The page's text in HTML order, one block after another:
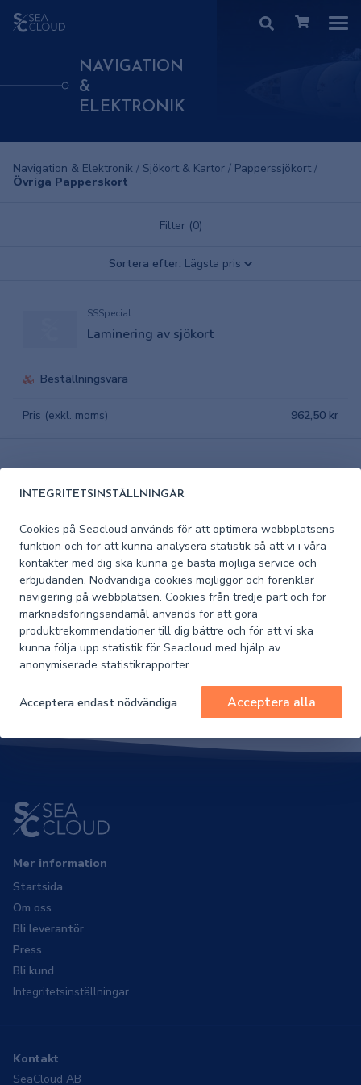
INTEGRITETSINSTÄLLNINGAR
Cookies på Seacloud används för att optimera webbplatsens
funktion och för att kunna analysera statistik så att vi i våra
kontakter med dig ska kunna ge bästa möjliga service och
erbjudanden. Nödvändiga cookies möjliggör och förenklar
navigering på webbplatsen. Cookies från tredje part och för
marknadsföringsändamål används för att göra
produktrekommendationer till dig bättre och för att vi ska
kunna följa upp statistik för Seacloud med hjälp av
anonymiserade statistikrapporter.
Acceptera endast nödvändiga Acceptera alla
NAVIGATION
&
ELEKTRONIK
Navigation & Elektronik / Sjökort & Kartor / Papperssjökort /
Övriga Papperskort
Filter (0)
Sortera efter: Lägsta pris
SSSpecial
Laminering av sjökort
Beställningsvara
Pris (exkl. moms) 962,50 kr
Partner till Team Marin
Huvudleverantör till
Kustbevakningen
Medlem i SweBoat
Mer information
Startsida
Om oss
Bli leverantör
Press
Bli kund
Integritetsinställningar
Kontakt
SeaCloud AB